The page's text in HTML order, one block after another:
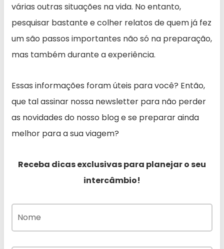
várias outras situações na vida. No entanto,
pesquisar bastante e colher relatos de quem já fez
um são passos importantes não só na preparação,
mas também durante a experiência.
Essas informações foram úteis para você? Então,
que tal assinar nossa newsletter para não perder
as novidades do nosso blog e se preparar ainda
melhor para a sua viagem?
Receba dicas exclusivas para planejar o seu
intercâmbio!